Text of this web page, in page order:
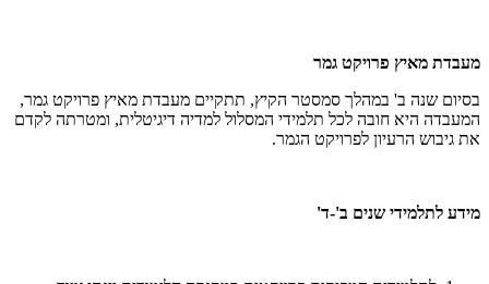
מעבדת מאיץ פרויקט גמר
בסיום שנה ב' במהלך סמסטר הקיץ, תתקיים מעבדת מאיץ פרויקט גמר,
המעבדה היא חובה לכל תלמידי המסלול למדיה דיגיטלית, ומטרתה לקדם
את גיבוש הרעיון לפרויקט הגמר.
מידע לתלמידי שנים ב'-ד'